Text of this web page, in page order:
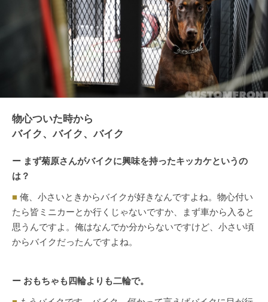
物心ついた時から
バイク、バイク、バイク
ー まず菊原さんがバイクに興味を持ったキッカケというの
は？
■ 俺、小さいときからバイクが好きなんですよね。物心付い
たら皆ミニカーとか行くじゃないですか、まず車から入ると
思うんですよ。俺はなんでか分からないですけど、小さい頃
からバイクだったんですよね。
ー おもちゃも四輪よりも二輪で。